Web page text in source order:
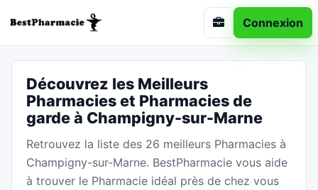
Connexion
Découvrez les Meilleurs
Pharmacies et Pharmacies de
garde à Champigny-sur-Marne
Retrouvez la liste des 26 meilleurs Pharmacies à
Champigny-sur-Marne. BestPharmacie vous aide
à trouver le Pharmacie idéal près de chez vous